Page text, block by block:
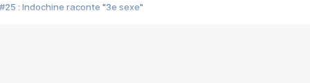
#25 : Indochine raconte "3e sexe"